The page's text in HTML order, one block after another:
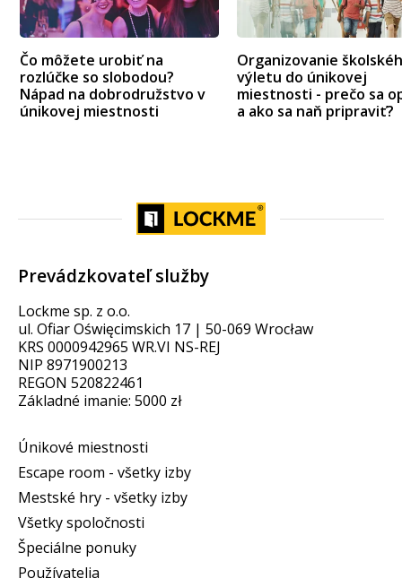
Čo môžete urobiť na
rozlúčke so slobodou?
Nápad na dobrodružstvo v
únikovej miestnosti
Organizovanie
výletu do únikovej
miestnosti - prečo sa
a ako sa naň pripraviť?
Prevádzkovateľ služby
Lockme sp. z o.o.
ul. Ofiar Oświęcimskich 17 | 50-069 Wrocław
KRS 0000942965 WR.VI NS-REJ
NIP 8971900213
REGON 520822461
Základné imanie: 5000 zł
Únikové miestnosti
Escape room - všetky izby
Mestské hry - všetky izby
Všetky spoločnosti
Špeciálne ponuky
Používatelia